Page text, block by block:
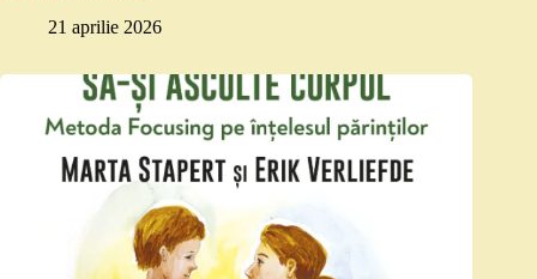
21 aprilie 2026